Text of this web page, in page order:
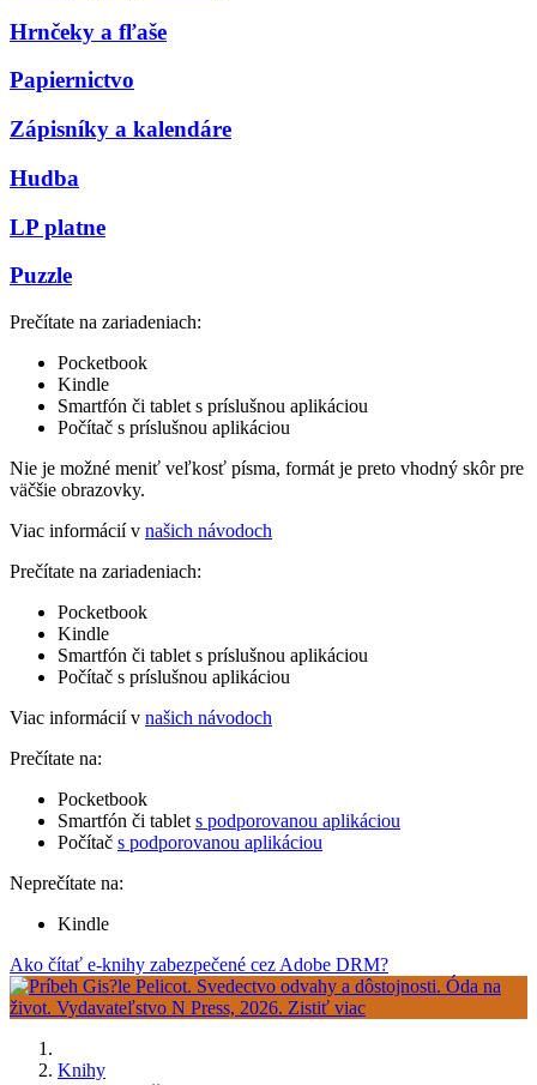
Hrnčeky a fľaše
Papiernictvo
Zápisníky a kalendáre
Hudba
LP platne
Puzzle
Prečítate na zariadeniach:
Pocketbook
Kindle
Smartfón či tablet s príslušnou aplikáciou
Počítač s príslušnou aplikáciou
Nie je možné meniť veľkosť písma, formát je preto vhodný skôr pre
väčšie obrazovky.
Viac informácií v našich návodoch
Prečítate na zariadeniach:
Pocketbook
Kindle
Smartfón či tablet s príslušnou aplikáciou
Počítač s príslušnou aplikáciou
Viac informácií v našich návodoch
Prečítate na:
Pocketbook
Smartfón či tablet s podporovanou aplikáciou
Počítač s podporovanou aplikáciou
Neprečítate na:
Kindle
Ako čítať e-knihy zabezpečené cez Adobe DRM?
Knihy